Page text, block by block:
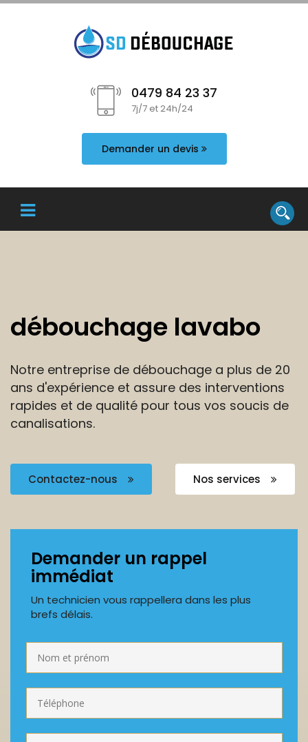
0479 84 23 37
7j/7 et 24h/24
Demander un devis
débouchage lavabo
Notre entreprise de débouchage a plus de 20
ans d'expérience et assure des interventions
rapides et de qualité pour tous vos soucis de
canalisations.
Contactez-nous Nos services
Demander un rappel
immédiat
Un technicien vous rappellera dans les plus
brefs délais.